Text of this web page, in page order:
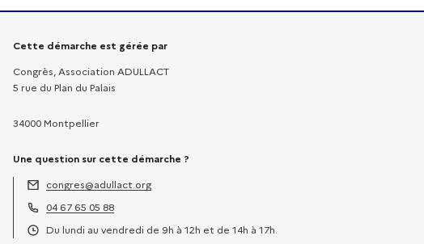
Informations sur la démarche
Cette démarche est gérée par
Congrès, Association ADULLACT
5 rue du Plan du Palais
34000 Montpellier
Une question sur cette démarche ?
Adresse électronique :
congres@adullact.org
Téléphone :
04 67 65 05 88
Du lundi au vendredi de 9h à 12h et de 14h à 17h.